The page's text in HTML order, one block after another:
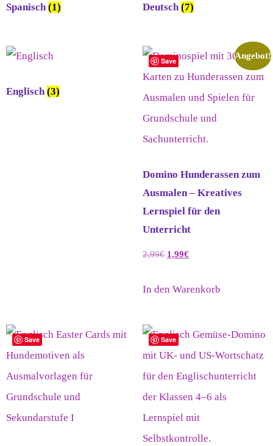
Spanisch (1) Deutsch (7)
Englisch (3)
Save
Angebot!
Domino Hunderassen zum
Ausmalen – Kreatives
Lernspiel für den
Unterricht
2,99€ 1,99€
In den Warenkorb
Save Save